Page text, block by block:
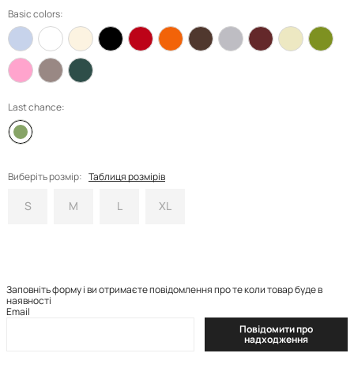
Basic colors:
Last chance:
Виберіть розмір: Таблиця розмірів
S M L XL
Заповніть форму і ви отримаєте повідомлення про те коли товар буде в
наявності
Email
Повідомити про
надходження